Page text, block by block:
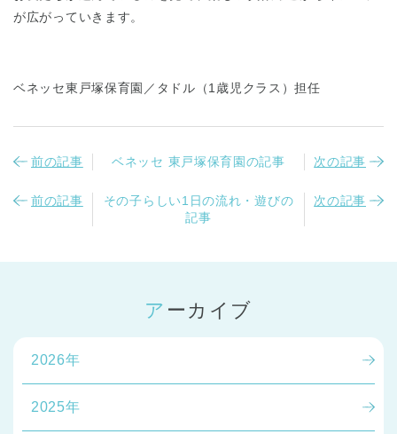
千葉県 全域
兵庫県 兵庫県 全域
が広がっていきます。
ベネッセ東戸塚保育園／タドル（1歳児クラス）担任
前の記事 ベネッセ 東戸塚保育園の記事 次の記事
前の記事
その子らしい1日の流れ・遊びの
記事
次の記事
アーカイブ
2026年
2025年